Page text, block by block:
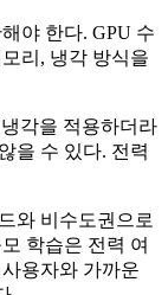
야 한다. GPU 수
리, 냉각 방식을
각을 적용하더라
을 수 있다. 전력
와 비수도권으로
학습은 전력 여
용자와 가까운